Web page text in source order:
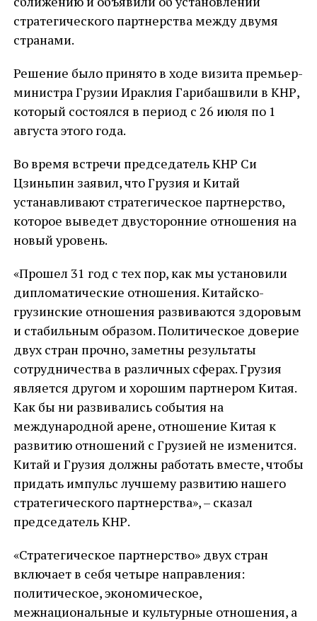
стратегического партнерства между двумя
странами.
Решение было принято в ходе визита премьер-
министра Грузии Ираклия Гарибашвили в КНР,
который состоялся в период с 26 июля по 1
августа этого года.
Во время встречи председатель КНР Си
Цзиньпин заявил, что Грузия и Китай
устанавливают стратегическое партнерство,
которое выведет двусторонние отношения на
новый уровень.
«Прошел 31 год с тех пор, как мы установили
дипломатические отношения. Китайско-
грузинские отношения развиваются здоровым
и стабильным образом. Политическое доверие
двух стран прочно, заметны результаты
сотрудничества в различных сферах. Грузия
является другом и хорошим партнером Китая.
Как бы ни развивались события на
международной арене, отношение Китая к
развитию отношений с Грузией не изменится.
Китай и Грузия должны работать вместе, чтобы
придать импульс лучшему развитию нашего
стратегического партнерства», – сказал
председатель КНР.
«Стратегическое партнерство» двух стран
включает в себя четыре направления:
политическое, экономическое,
межнациональные и культурные отношения, а